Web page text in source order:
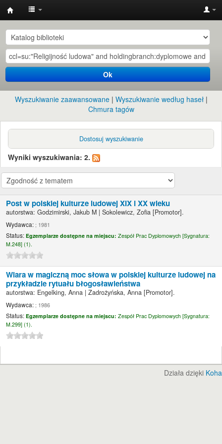
Instytut
Etnologii
i
Antropologii
Kulturowej
UW
Ok
Wyszukiwanie zaawansowane
Wyszukiwanie według haseł
Chmura tagów
Dostosuj wyszukiwanie
Wyniki wyszukiwania: 2.
Post w polskiej kulturze ludowej XIX i XX wieku
autorstwa:Godzimirski, Jakub M |Sokolewicz, Zofia [Promotor].
Wydawca: ; 1981
Status:Egzemplarze dostępne na miejscu:Zespół Prac Dyplomowych [Sygnatura:
M.248] (1).
Wiara w magiczną moc słowa w polskiej kulturze ludowej na
przykładzie rytuału błogosławieństwa
autorstwa: Engelking, Anna |Zadrożyńska, Anna [Promotor].
Wydawca: ; 1986
Status:Egzemplarze dostępne na miejscu:Zespół Prac Dyplomowych [Sygnatura:
M.299] (1).
Działa dzięki Koha